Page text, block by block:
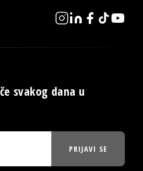
svakog dana u
PRIJAVI SE